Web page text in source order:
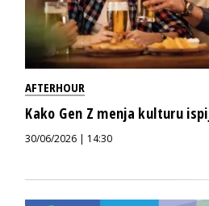
AFTERHOUR
Kako Gen Z menja kulturu
30/06/2026 | 14:30